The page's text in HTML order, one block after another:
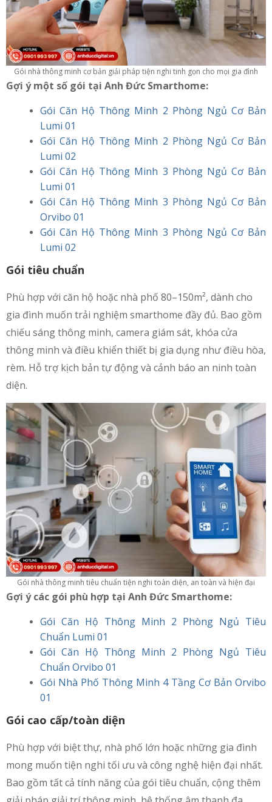
Gói nhà thông minh cơ bản giải pháp tiện nghi tinh gọn cho mọi gia đình
Gợi ý một số gói tại Anh Đức Smarthome:
Gói Căn Hộ Thông Minh 2 Phòng Ngủ Cơ Bản
Lumi 01
Gói Căn Hộ Thông Minh 2 Phòng Ngủ Cơ Bản
Lumi 02
Gói Căn Hộ Thông Minh 3 Phòng Ngủ Cơ Bản
Lumi 01
Gói Căn Hộ Thông Minh 3 Phòng Ngủ Cơ Bản
Orvibo 01
Gói Căn Hộ Thông Minh 3 Phòng Ngủ Cơ Bản
Lumi 02
Gói tiêu chuẩn
Phù hợp với căn hộ hoặc nhà phố 80–150m², dành cho
gia đình muốn trải nghiệm smarthome đầy đủ. Bao gồm
chiếu sáng thông minh, camera giám sát, khóa cửa
thông minh và điều khiển thiết bị gia dụng như điều hòa,
rèm. Hỗ trợ kịch bản tự động và cảnh báo an ninh toàn
diện.
Gói nhà thông minh tiêu chuẩn tiện nghi toàn diện, an toàn và hiện đại
Gợi ý các gói phù hợp tại Anh Đức Smarthome:
Gói Căn Hộ Thông Minh 2 Phòng Ngủ Tiêu
Chuẩn Lumi 01
Gói Căn Hộ Thông Minh 2 Phòng Ngủ Tiêu
Chuẩn Orvibo 01
Gói Nhà Phố Thông Minh 4 Tầng Cơ Bản Orvibo
01
Gói cao cấp/toàn diện
Phù hợp với biệt thự, nhà phố lớn hoặc những gia đình
mong muốn tiện nghi tối ưu và công nghệ hiện đại nhất.
Bao gồm tất cả tính năng của gói tiêu chuẩn, cộng thêm